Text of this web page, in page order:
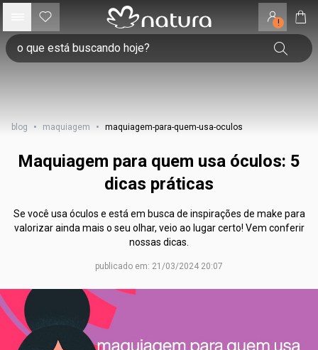
!
blog • maquiagem • maquiagem-para-quem-usa-oculos
Maquiagem para quem usa óculos: 5
dicas práticas
Se você usa óculos e está em busca de inspirações de make para
valorizar ainda mais o seu olhar, veio ao lugar certo! Vem conferir
nossas dicas.
publicado em: 21/03/2024 20:07